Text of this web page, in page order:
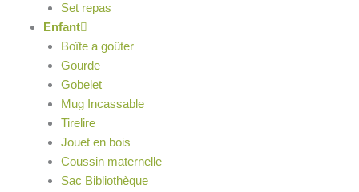
Set repas
Enfant
Boîte a goûter
Gourde
Gobelet
Mug Incassable
Tirelire
Jouet en bois
Coussin maternelle
Sac Bibliothèque